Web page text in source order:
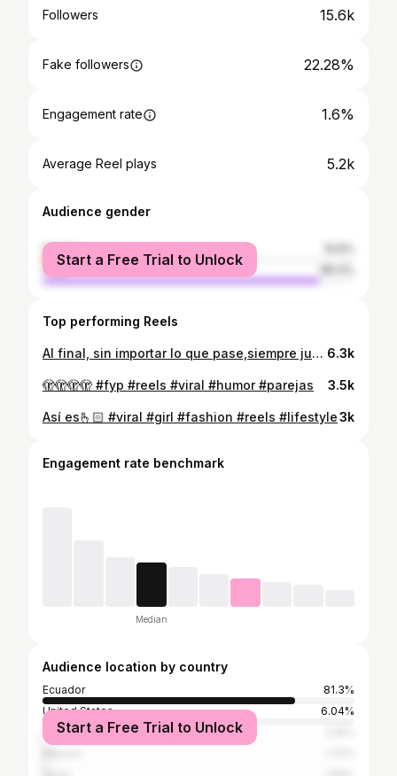
Followers 15.6k
Fake followers 22.28%
Engagement rate 1.6%
Average Reel plays 5.2k
Audience gender
female
male
Start a Free Trial to Unlock
Top performing Reels
Al final, sin importar lo que pase,siempre juntas❤️‍🩹 #parati #reel #viral #hermanos #family 6.3k
🫣🫣🫣🫣 #fyp #reels #viral #humor #parejas 3.5k
Así es🫰🏻 #viral #girl #fashion #reels #lifestyle3k
Engagement rate benchmark
Median
Audience location by country
Ecuador
81.3%
United States
6.04%
Colombia
Start a Free Trial to Unlock